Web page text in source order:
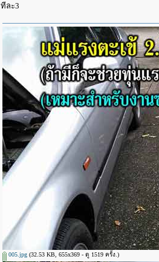
ทีละ3
005.jpg(32.53 KB, 655x369 - ดู 1519 ครั้ง.)